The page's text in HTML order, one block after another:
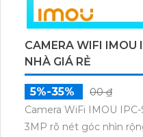
CAMERA WIFI IMOU
NHÀ GIÁ RẺ
5%-35%
00 ₫
Camera WiFi IMOU
3MP rõ nét góc nhìn